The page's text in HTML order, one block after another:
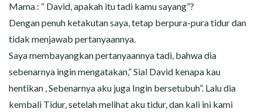
Mama : “ David, apakah itu tadi kamu sayang”?
Dengan penuh ketakutan saya, tetap berpura-pura tidur dan
tidak menjawab pertanyaannya.
Saya membayangkan pertanyaannya tadi, bahwa dia
sebenarnya ingin mengatakan,” Sial David kenapa kau
hentikan , Sebenarnya aku juga Ingin bersetubuh”. Lalu dia
kembali Tidur, setelah melihat aku tidur, dan kali ini kami